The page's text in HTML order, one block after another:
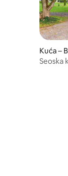
Kuća –
Seoska